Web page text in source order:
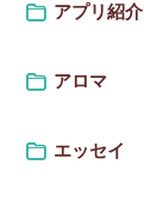
アプリ紹介
アロマ
エッセイ